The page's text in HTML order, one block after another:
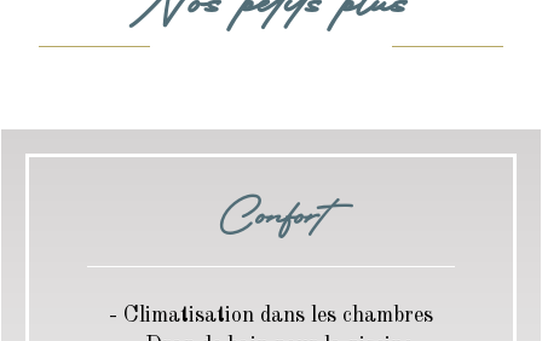
Confort
- Climatisation dans les chambres